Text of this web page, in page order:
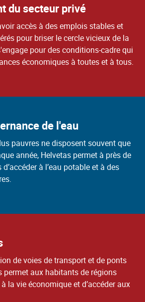
du secteur privé
accès à des emplois stables et
pour briser le cercle vicieux de la
pour des conditions-cadre qui
économiques à toutes et à tous.
de l'eau
pauvres ne disposent souvent que
année, Helvetas permet à près de
d’accéder à l’eau potable et à des
de voies de transport et de ponts
permet aux habitants de régions
la vie économique et d’accéder aux